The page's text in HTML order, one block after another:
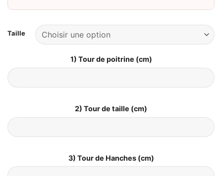
Taille
1) Tour de poitrine (cm)
2) Tour de taille (cm)
3) Tour de Hanches (cm)